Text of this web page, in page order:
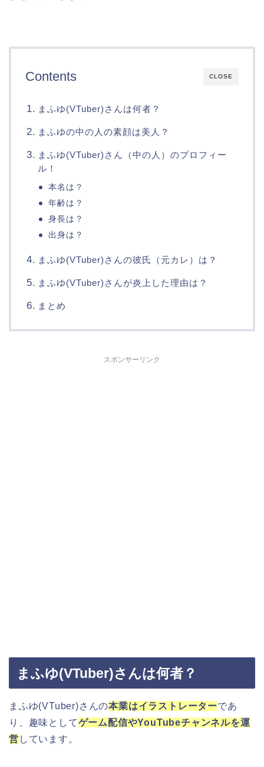
CLOSE
Contents
まふゆ(VTuber)さんは何者？
まふゆの中の人の素顔は美人？
まふゆ(VTuber)さん（中の人）のプロフィー
ル！
本名は？
年齢は？
身長は？
出身は？
まふゆ(VTuber)さんの彼氏（元カレ）は？
まふゆ(VTuber)さんが炎上した理由は？
まとめ
スポンサーリンク
まふゆ(VTuber)さんは何者？
まふゆ(VTuber)さんの本業はイラストレーターであ
り、趣味としてゲーム配信やYouTubeチャンネルを運
営 しています。